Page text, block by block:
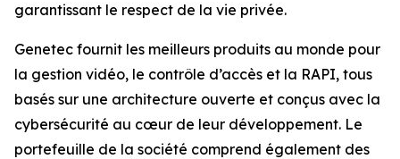
garantissant le respect de la vie privée.
Genetec fournit les meilleurs produits au monde pour
la gestion vidéo, le contrôle d’accès et la RAPI, tous
basés sur une architecture ouverte et conçus avec la
cybersécurité au cœur de leur développement. Le
portefeuille de la société comprend également des